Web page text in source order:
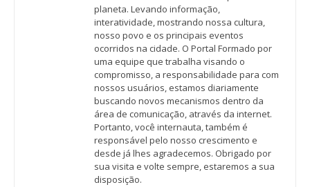
planeta. Levando informação,
interatividade, mostrando nossa cultura,
nosso povo e os principais eventos
ocorridos na cidade. O Portal Formado por
uma equipe que trabalha visando o
compromisso, a responsabilidade para com
nossos usuários, estamos diariamente
buscando novos mecanismos dentro da
área de comunicação, através da internet.
Portanto, você internauta, também é
responsável pelo nosso crescimento e
desde já lhes agradecemos. Obrigado por
sua visita e volte sempre, estaremos a sua
disposição.